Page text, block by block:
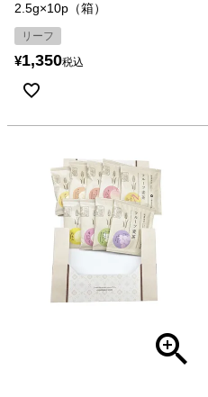
2.5g×10p（箱）
リーフ
¥1,350税込